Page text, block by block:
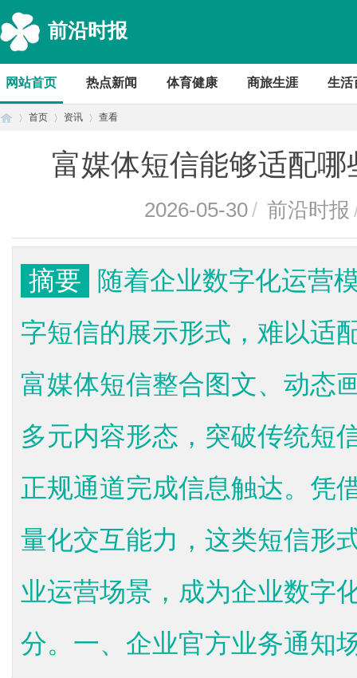
前沿时报
网站首页 热点新闻 体育健康 商旅生涯 生活
首页 资讯 查看
富媒体短信能够适配
2026-05-30/ 前沿时报
摘要
随着企业数字化运营
字短信的展示形式，难以适
富媒体短信整合图文、动态
多元内容形态，突破传统短
正规通道完成信息触达。凭
量化交互能力，这类短信形
业运营场景，成为企业数字
分。一、企业官方业务通知